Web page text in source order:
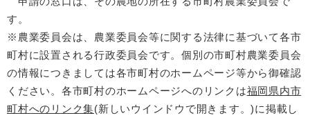
す。
※農業委員会は、農業委員会等に関する法律に基づいて各市
町村に設置される行政委員会です。個別の市町村農業委員会
の情報につきましては各市町村のホームページ等から御確認
ください。各市町村のホームページへのリンクは福岡県内市
町村へのリンク集(新しいウインドウで開きます。)に掲載し